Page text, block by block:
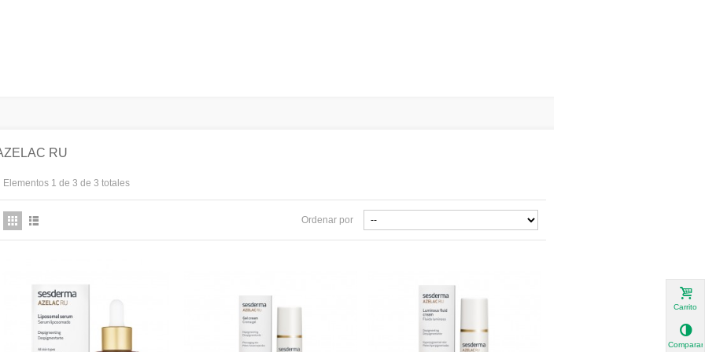
RU
Elementos 1 de 3 de 3 totales
Ordenar por
Carrito
Comparar